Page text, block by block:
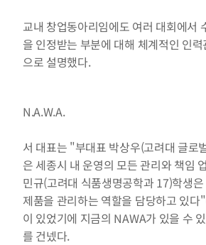
교내 창업동아리임에도 여러 대회에서
을 인정받는 부분에 대해 체계적인 인
으로 설명했다.
N.A.W.A.
서 대표는 "부대표 박상우(고려대 글로
은 세종시 내 운영의 모든 관리와 책임
민규(고려대 식품생명공학과 17)학생
제품을 관리하는 역할을 담당하고 있
이 있었기에 지금의 NAWA가 있을 수
를 건넸다.